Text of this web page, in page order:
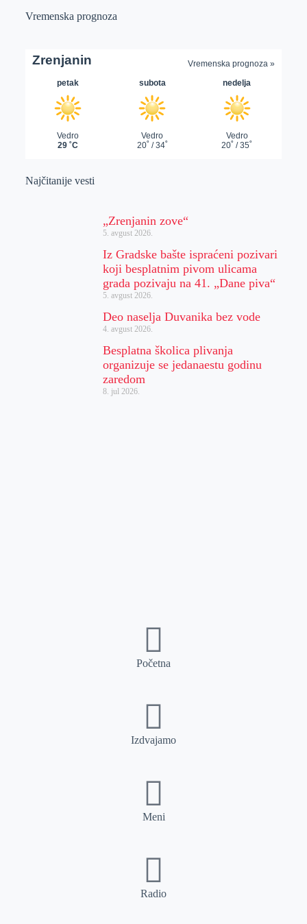
Vremenska prognoza
Najčitanije vesti
„Zrenjanin zove“
5. avgust 2026.
Iz Gradske bašte ispraćeni pozivari
koji besplatnim pivom ulicama
grada pozivaju na 41. „Dane piva“
5. avgust 2026.
Deo naselja Duvanika bez vode
4. avgust 2026.
Besplatna školica plivanja
organizuje se jedanaestu godinu
zaredom
8. jul 2026.
Početna
Izdvajamo
Meni
Radio